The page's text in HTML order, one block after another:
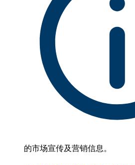
的市场宣传及营销信息。